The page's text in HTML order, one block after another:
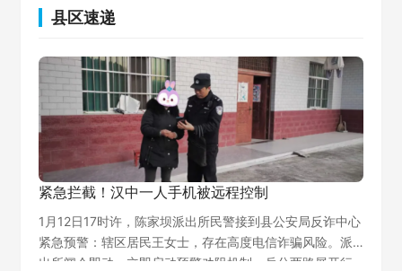
县区速递
紧急拦截！汉中一人手机被远程控制
1月12日17时许，陈家坝派出所民警接到县公安局反诈中心
紧急预警：辖区居民王女士，存在高度电信诈骗风险。派
出所闻令即动，立即启动预警劝阻机制，兵分两路展开行